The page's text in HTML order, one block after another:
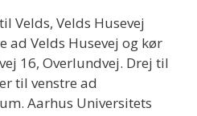
Velds, Velds Husevej
ad Velds Husevej og kør
16, Overlundvej. Drej til
til venstre ad
Aarhus Universitets